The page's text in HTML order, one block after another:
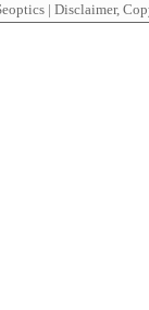
| Disclaimer,